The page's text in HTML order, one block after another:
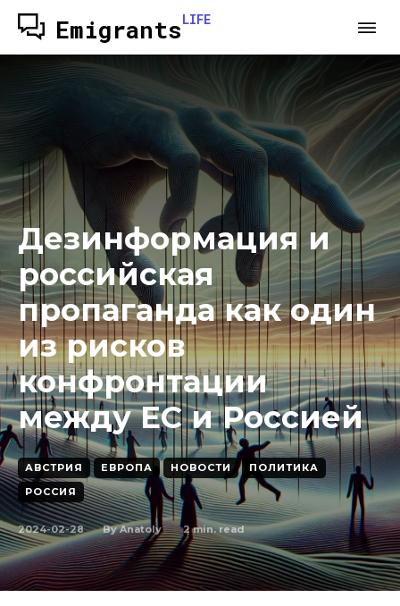
EmigrantsLIFE
Дезинформация и
российская
пропаганда как один
из рисков
конфронтации
между ЕС и Россией
АВСТРИЯ ЕВРОПА НОВОСТИ
ПОЛИТИКА
РОССИЯ
2024-02-28 By Anatoly 2min. read